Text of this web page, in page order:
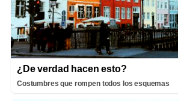
¿De verdad hacen esto?
Costumbres que rompen todos los esquemas